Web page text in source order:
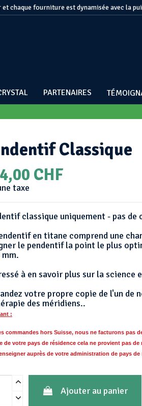
chaque fourniture est dynamisée avec la
PARTENAIRES
Classique
CHF
taxe
classique uniquement - pas de
en titane comprend une
le pendentif la point le plus
à en savoir plus sur la
votre propre copie de l'un
des méridiens..
:
commandes hors Suisse, nous ne facturons pas
de votre pays de résidence cela ne provient pas
auprès de votre administration de pays de
Ajouter au panier